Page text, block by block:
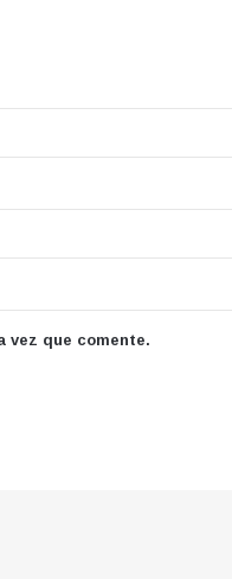
vez que comente.